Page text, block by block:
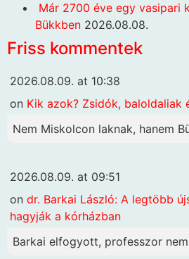
Már 2700 éve egy vasipari
Bükkben 2026.08.08.
Friss kommentek
2026.08.09. at 10:38
on Kik azok? Zsidók, baloldaliak
Nem Miskolcon laknak, hanem
2026.08.09. at 09:51
on dr. Barkai László: A legtöbb
hagyják a kórházban
Barkai elfogyott, professzor